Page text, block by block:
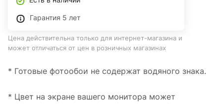
Гарантия 5 лет
Цена действительна только для интернет-магазина и
может отличаться от цен в розничных магазинах
* Готовые фотообои не содержат водяного знака.
* Цвет на экране вашего монитора может